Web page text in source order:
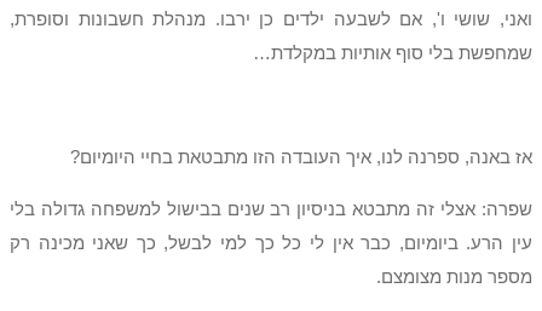
ואני, שושי ו', אם לשבעה ילדים כן ירבו. מנהלת חשבונות וסופרת,
שמחפשת בלי סוף אותיות במקלדת…
אז באנה, ספרנה לנו, איך העובדה הזו מתבטאת בחיי היומיום?
שפרה: אצלי זה מתבטא בניסיון רב שנים בבישול למשפחה גדולה בלי
עין הרע. ביומיום, כבר אין לי כל כך למי לבשל, כך שאני מכינה רק
מספר מנות מצומצם.